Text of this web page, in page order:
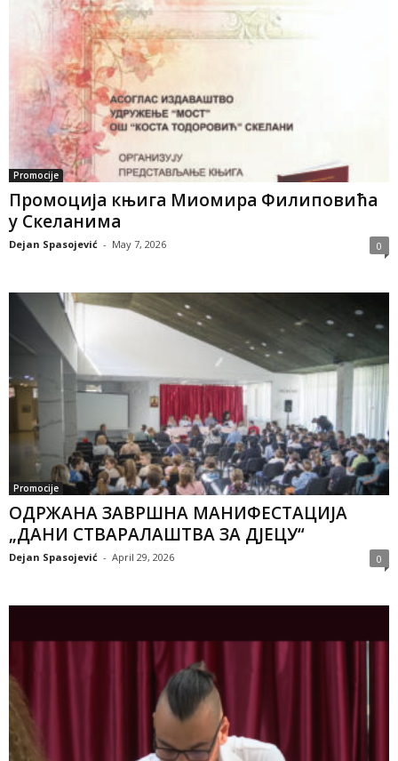
Promocije
Промоција књига Миомира Филиповића
у Скеланима
Dejan Spasojević - May 7, 2026 0
Promocije
ОДРЖАНА ЗАВРШНА МАНИФЕСТАЦИЈА
„ДАНИ СТВАРАЛАШТВА ЗА ДЈЕЦУ“
Dejan Spasojević - April 29, 2026 0